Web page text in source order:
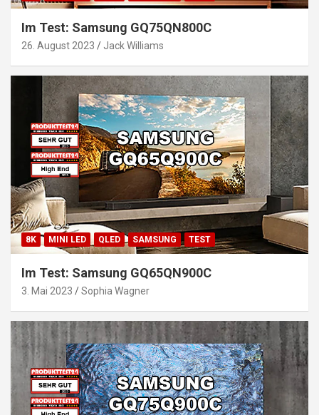
Im Test: Samsung GQ75QN800C
26. August 2023 Jack Williams
8K MINI LED QLED SAMSUNG TEST
Im Test: Samsung GQ65QN900C
3. Mai 2023 Sophia Wagner